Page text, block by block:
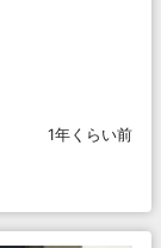
1年くらい前